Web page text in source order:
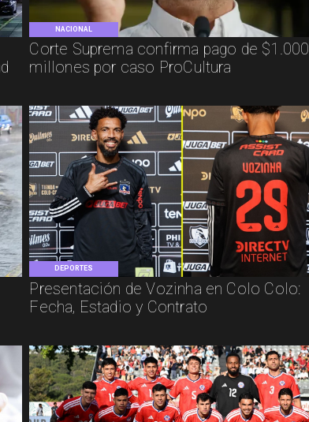
NACIONAL
Corte Suprema confirma pago de $1.000
millones por caso ProCultura
DEPORTES
Presentación de Vozinha en Colo Colo:
Fecha, Estadio y Contrato